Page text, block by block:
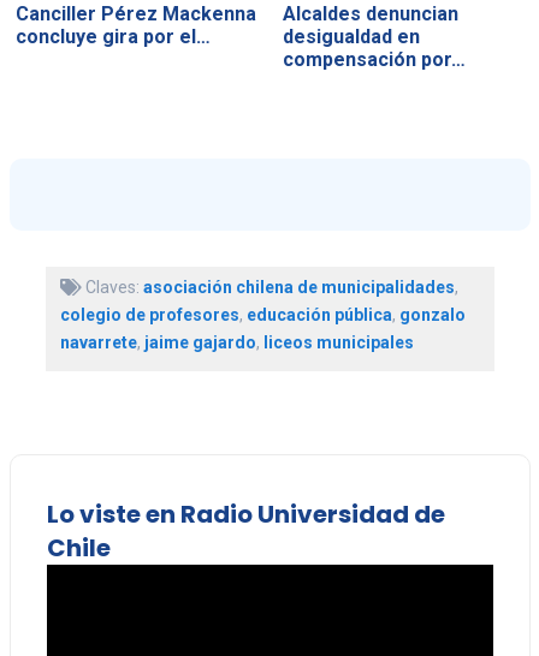
Canciller Pérez Mackenna
concluye gira por el…
Alcaldes denuncian
desigualdad en
compensación por…
Claves: asociación chilena de municipalidades,
colegio de profesores, educación pública, gonzalo
navarrete, jaime gajardo, liceos municipales
Lo viste en Radio Universidad de
Chile